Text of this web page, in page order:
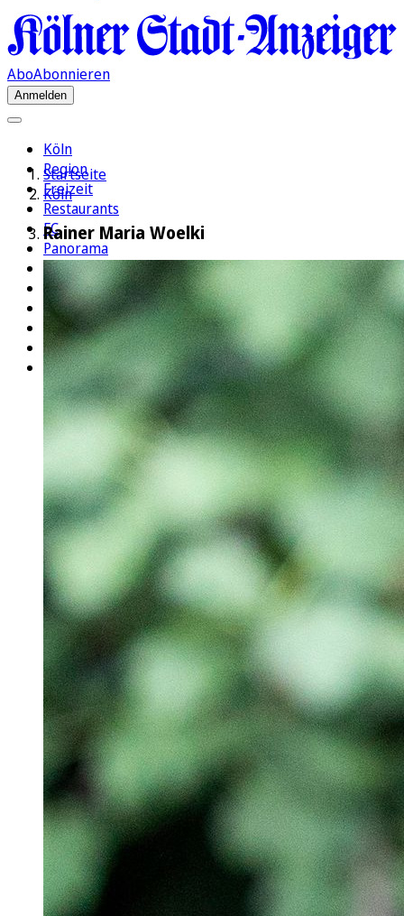
AboAbonnieren
Anmelden
Köln
Region
Freizeit
Restaurants
FC
Panorama
Politik
Wirtschaft
Kultur
Rätsel
Newsletter
E-Paper
Startseite
Köln
Rainer Maria Woelki